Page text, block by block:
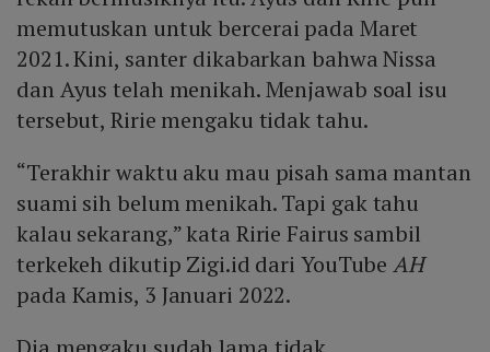
memutuskan untuk bercerai pada Maret
2021. Kini, santer dikabarkan bahwa Nissa
dan Ayus telah menikah. Menjawab soal isu
tersebut, Ririe mengaku tidak tahu.
“Terakhir waktu aku mau pisah sama mantan
suami sih belum menikah. Tapi gak tahu
kalau sekarang,” kata Ririe Fairus sambil
terkekeh dikutip Zigi.id dari YouTubeAH
pada Kamis, 3 Januari 2022.